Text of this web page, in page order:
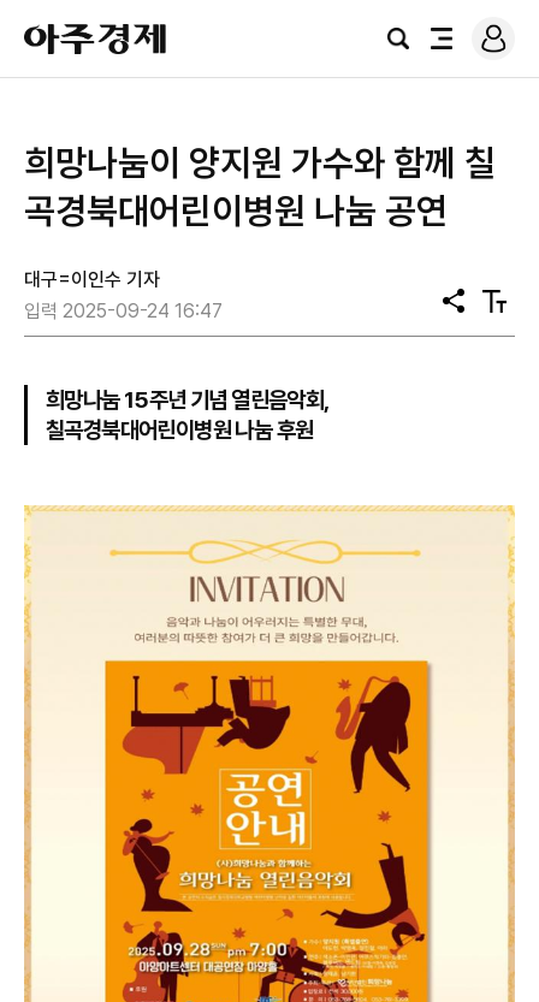
아
주
경
검
전
로
그
희망나눔이 양지원 가수와 함께 칠
곡경북대어린이병원 나눔 공연
대구=이인수 기자
입력 2025-09-24 16:47
공
유
텍
스
희망나눔 15주년 기념 열린음악회,
칠곡경북대어린이병원 나눔 후원